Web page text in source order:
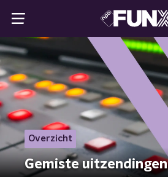
Overzicht
Gemiste uitzendingen